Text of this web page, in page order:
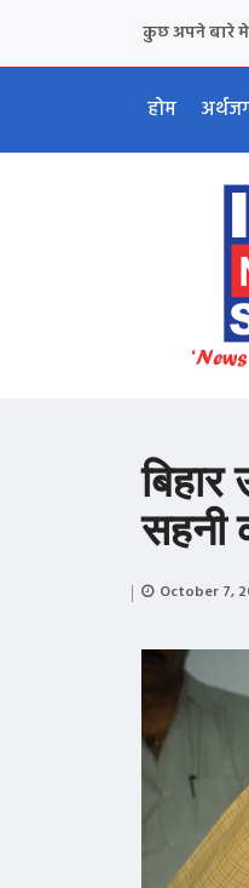
कुछ अपने बारे मे
होम
सहनी
October 7,